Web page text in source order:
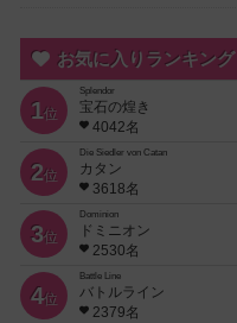
お気に入りランキング
1位
Splendor
宝石の煌き
4042名
2位
Die Siedler von Catan
カタン
3618名
3位
Dominion
ドミニオン
2530名
4位
Battle Line
バトルライン
2379名